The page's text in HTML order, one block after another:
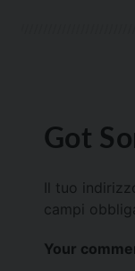
Got
Il tuo
campi
Your